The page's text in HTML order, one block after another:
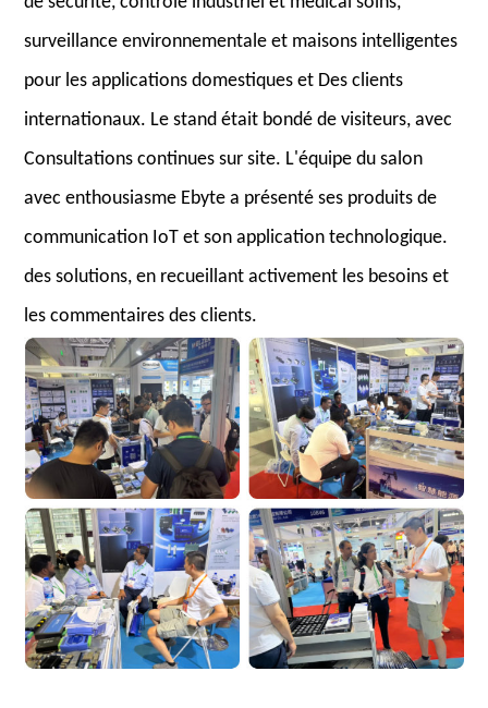
surveillance environnementale et maisons intelligentes
pour les applications domestiques et Des clients
internationaux. Le stand était bondé de visiteurs, avec
Consultations continues sur site. L'équipe du salon
avec enthousiasme Ebyte a présenté ses produits de
communication IoT et son application technologique.
des solutions, en recueillant activement les besoins et
les commentaires des clients.